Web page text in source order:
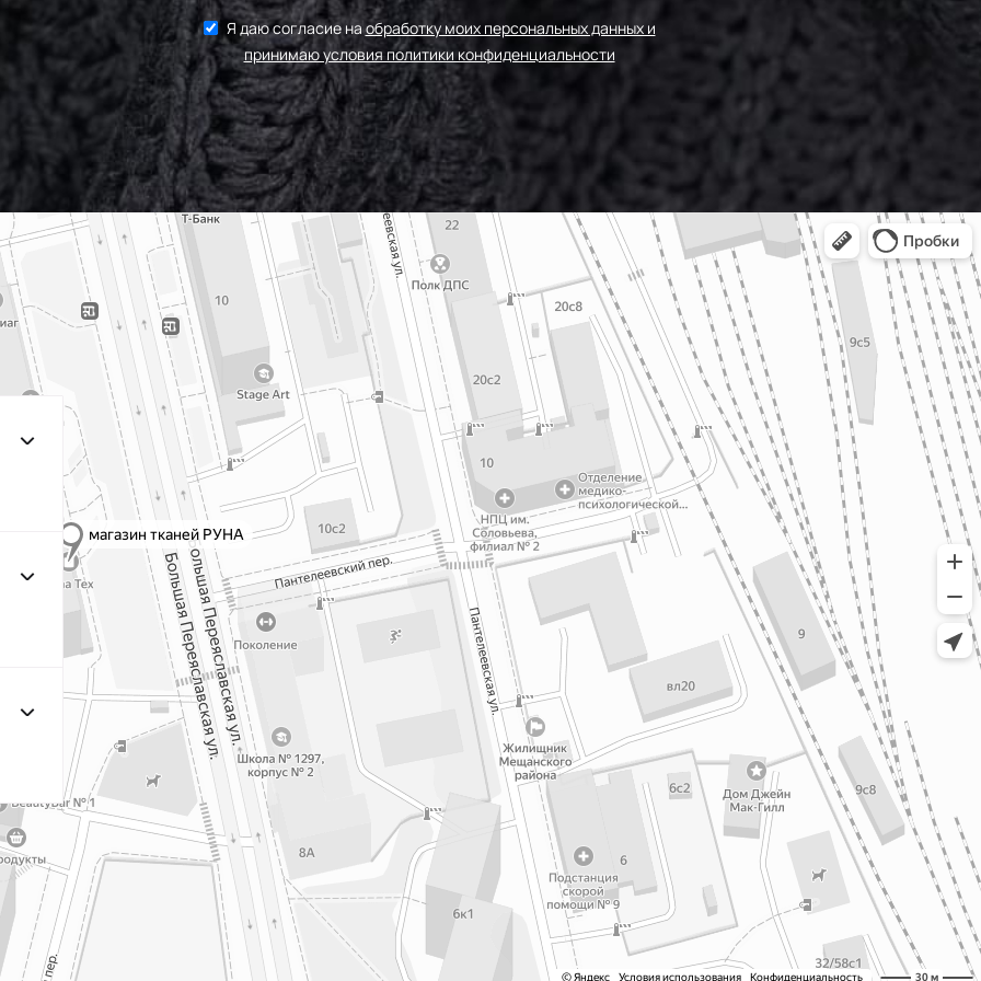
161/1 1Бл.Сиреневый
F171 Св.Фиолетовый
МП-50-F171
F187 Н.Фиолетовый
F170
Нас.Фиолетовый
МП-50-F170
190 Баклажан
МП-50-190
170 Т.Сиреневый
МП-50-170
N026
Т.Розовато-
Сиреневый
2400000677789
324 Пурпурный
МП-50-324
F175 Т.Сиреневый
МП-50-F175
F163/1 1Сирень
МП-50-F163/1
161/2
2Бл.Сиреневый
МП-50-161/2
F167 Розовато-
Сиреневый
МП-50-F167
162 Алый
МП-50-162
F163/2 2Сирень
МП-50-F163/2
F121 Фисташковый
МП-50-F121
N052 Горчица
сухая
2400000679196
2400000312321
119 Сер.Голубой
МП-50-119
N050
Бл.Песочный
2400000679172
F268 Оливково-
Я даю согласие наобработку моих персональных данных и
принимаю условия политики конфиденциальности